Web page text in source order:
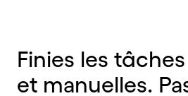
Finies les tâches
et manuelles.